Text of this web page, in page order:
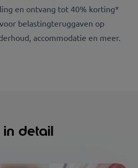
en ontvang tot 40% korting*
belastingteruggaven op
accommodatie en meer.
detail